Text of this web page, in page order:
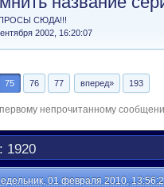
СЮДА!!!
2002, 16:20:07
75 76 77 вперед» 193
непрочитанному
1920
01 февраля 2010,